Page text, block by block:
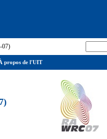
07)
propos de l'UIT